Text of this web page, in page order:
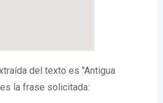
del texto es "Antigua
la frase solicitada: